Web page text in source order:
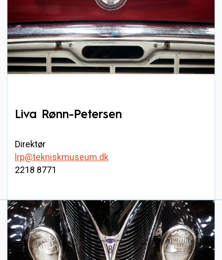
Liva Rønn-Petersen
Direktør
lrp@tekniskmuseum.dk
2218 8771